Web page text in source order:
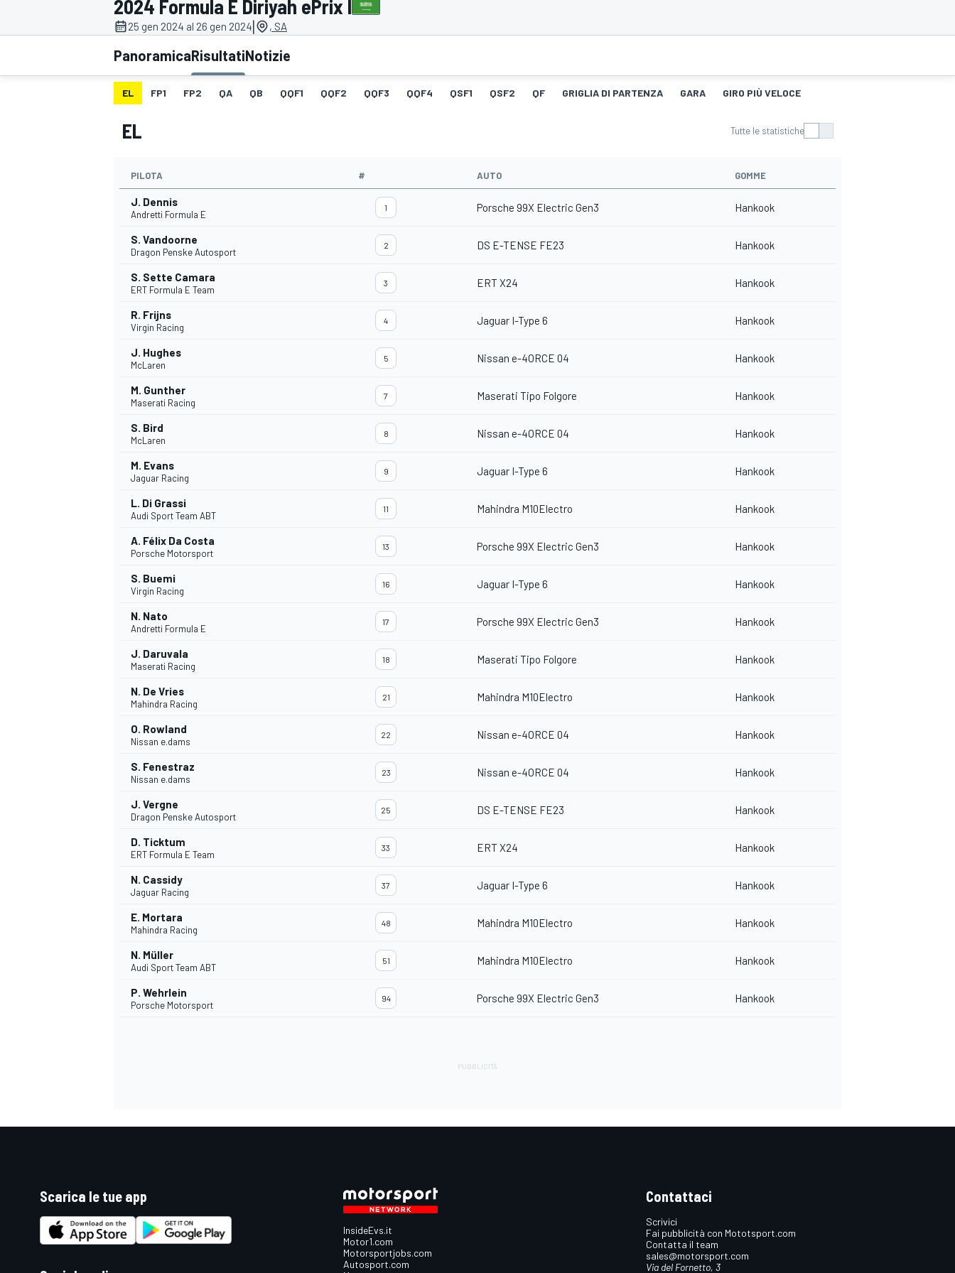
MOTOGP WEC
WRC
MONOPOSTO
2024 Formula E Diriyah ePrix I
25 gen 2024 al 26 gen 2024| , SA
PanoramicaRisultatiNotizie
EL FP1 FP2 QA QB QQF1 QQF2 QQF3 QQF4 QSF1 QSF2 QF GRIGLIA DI PARTENZA GARA GIRO PIÙ VELOCE
EL Tutte le statistiche
PILOTA # AUTO GOMME
J. Dennis
Andretti Formula E
1 Porsche 99X Electric Gen3 Hankook
S. Vandoorne
Dragon Penske Autosport
2 DS E-TENSE FE23 Hankook
S. Sette Camara
ERT Formula E Team
3 ERT X24 Hankook
R. Frijns
Virgin Racing
4 Jaguar I-Type 6 Hankook
J. Hughes
McLaren
5 Nissan e-4ORCE 04 Hankook
M. Gunther
Maserati Racing
7 Maserati Tipo Folgore Hankook
S. Bird
McLaren
8 Nissan e-4ORCE 04 Hankook
M. Evans
Jaguar Racing
9 Jaguar I-Type 6 Hankook
L. Di Grassi
Audi Sport Team ABT
11 Mahindra M10Electro Hankook
A. Félix Da Costa
Porsche Motorsport
13 Porsche 99X Electric Gen3 Hankook
S. Buemi
Virgin Racing
16 Jaguar I-Type 6 Hankook
N. Nato
Andretti Formula E
17 Porsche 99X Electric Gen3 Hankook
J. Daruvala
Maserati Racing
18 Maserati Tipo Folgore Hankook
N. De Vries
Mahindra Racing
21 Mahindra M10Electro Hankook
O. Rowland
Nissan e.dams
22 Nissan e-4ORCE 04 Hankook
S. Fenestraz
Nissan e.dams
23 Nissan e-4ORCE 04 Hankook
J. Vergne
Dragon Penske Autosport
25 DS E-TENSE FE23 Hankook
D. Ticktum
ERT Formula E Team
33 ERT X24 Hankook
N. Cassidy
Jaguar Racing
37 Jaguar I-Type 6 Hankook
E. Mortara
Mahindra Racing
48 Mahindra M10Electro Hankook
N. Müller
Audi Sport Team ABT
51 Mahindra M10Electro Hankook
P. Wehrlein
Porsche Motorsport
94 Porsche 99X Electric Gen3 Hankook
Scarica le tue app
InsideEvs.it
Motor1.com
Motorsportjobs.com
Autosport.com
Contattaci
Scrivici
Fai pubblicità con Mototsport.com
Contatta il team
sales@motorsport.com
Via del Fornetto, 3